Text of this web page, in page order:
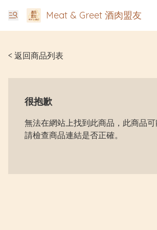
Meat & Greet 酒肉盟友
< 返回商品列表
很抱歉
無法在網站上找到此商品，此商品可
請檢查商品連結是否正確。